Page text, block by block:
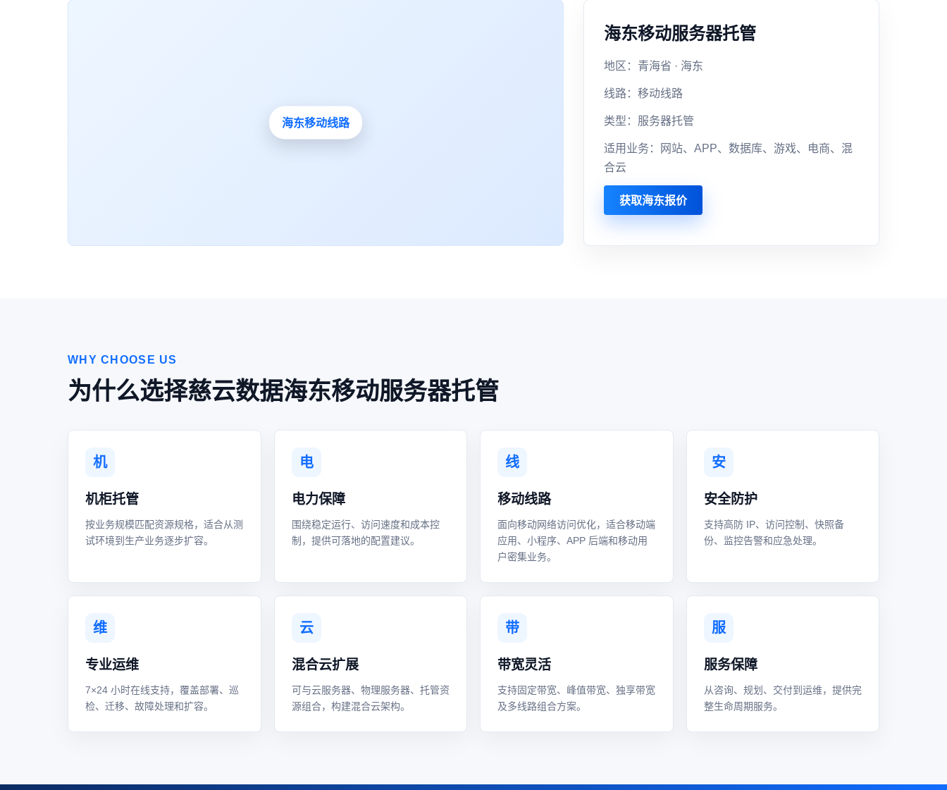
海东移动服务器托管
地区：青海省 · 海东
线路：移动线路
类型：服务器托管
适用业务：网站、APP、数据库、游戏、电商、混
合云
获取海东报价
WHY CHOOSE US
为什么选择慈云数据海东移动服务器托管
机
机柜托管
按业务规模匹配资源规格，适合从测
试环境到生产业务逐步扩容。
电
电力保障
围绕稳定运行、访问速度和成本控
制，提供可落地的配置建议。
线
移动线路
面向移动网络访问优化，适合移动端
应用、小程序、APP 后端和移动用
户密集业务。
安
安全防护
支持高防 IP、访问控制、快照备
份、监控告警和应急处理。
维
专业运维
7×24 小时在线支持，覆盖部署、巡
检、迁移、故障处理和扩容。
云
混合云扩展
可与云服务器、物理服务器、托管资
源组合，构建混合云架构。
带
带宽灵活
支持固定带宽、峰值带宽、独享带宽
及多线路组合方案。
服
服务保障
从咨询、规划、交付到运维，提供完
整生命周期服务。